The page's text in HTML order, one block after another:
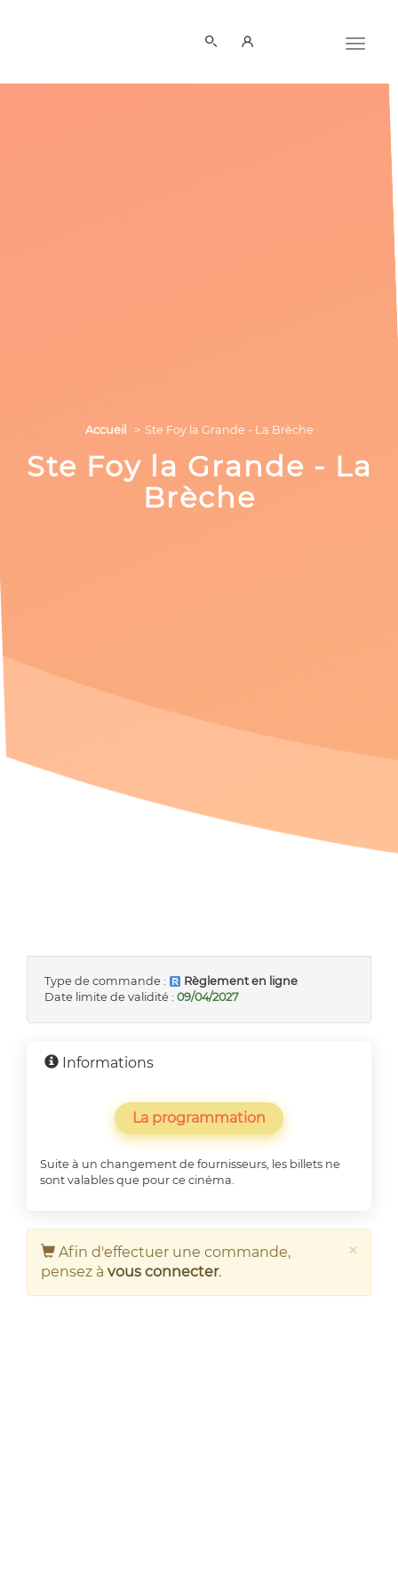
Accueil Ste Foy la Grande - La Brèche
Ste Foy la Grande - La
Brèche
Type de commande :
Règlement en ligne
Date limite de validité : 09/04/2027
Informations
La programmation
Suite à un changement de fournisseurs, les billets ne
sont valables que pour ce cinéma.
×
Afin d'effectuer une commande,
pensez à vous connecter.